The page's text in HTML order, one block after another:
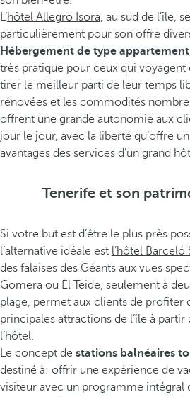
L’hôtel Allegro Isora, au sud de l’île,
particulièrement pour son offre
Hébergement de type appartement
très pratique pour ceux qui
tirer le meilleur parti de leur temps
rénovées et les commodités
offrent une grande autonomie aux
jour le jour, avec la liberté qu’offre
avantages des services d’un grand
Tenerife et son
Si votre but est d’être le plus près
l’alternative idéale est l’hôtel Barceló
des falaises des Géants aux vues
Gomera ou El Teide, seulement à
plage, permet aux clients de profiter
principales attractions de l’île à partir
l’hôtel.
Le concept de stations balnéaires
destiné à: offrir une expérience de
visiteur avec un programme intégral